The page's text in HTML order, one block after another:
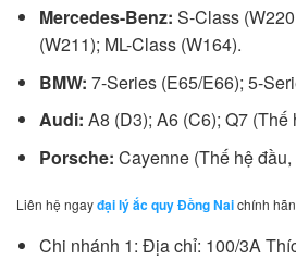
Mercedes-Benz: S-Class
(W211); ML-Class (W164).
BMW: 7-Series (E65/E66); 5-
Audi: A8 (D3); A6 (C6); Q7 (Thế
Porsche: Cayenne (Thế hệ
Liên hệ ngayđại lý ắc quy Đồng Naichính
Chi nhánh 1: Địa chỉ: 100/3A